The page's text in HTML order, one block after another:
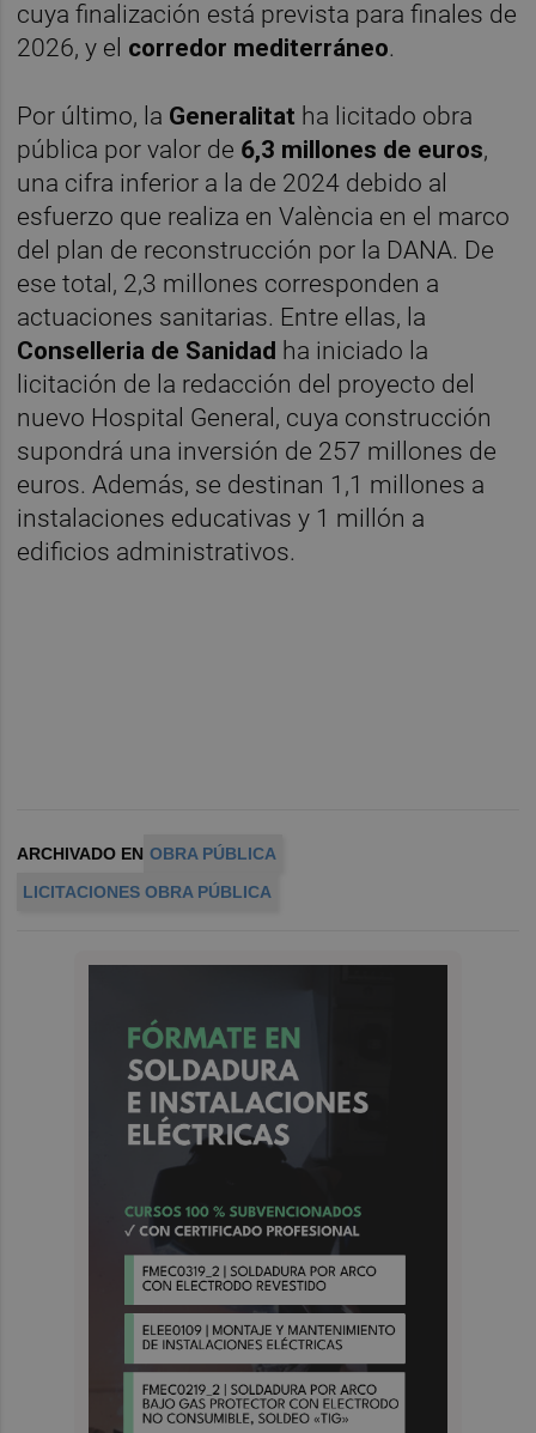
cuya finalización está prevista para finales de
2026, y el corredor mediterráneo.
Por último, la Generalitat ha licitado obra
pública por valor de 6,3 millones de euros,
una cifra inferior a la de 2024 debido al
esfuerzo que realiza en València en el marco
del plan de reconstrucción por la DANA. De
ese total, 2,3 millones corresponden a
actuaciones sanitarias. Entre ellas, la
Conselleria de Sanidad ha iniciado la
licitación de la redacción del proyecto del
nuevo Hospital General, cuya construcción
supondrá una inversión de 257 millones de
euros. Además, se destinan 1,1 millones a
instalaciones educativas y 1 millón a
edificios administrativos.
ARCHIVADO EN OBRA PÚBLICA
LICITACIONES OBRA PÚBLICA